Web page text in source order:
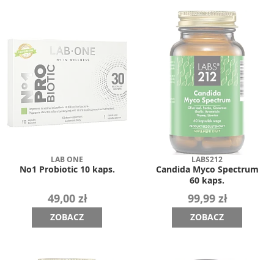
LAB ONE
No1 Probiotic 10 kaps.
49,00 zł
ZOBACZ
LABS212
Candida Myco Spectrum
60 kaps.
99,99 zł
ZOBACZ